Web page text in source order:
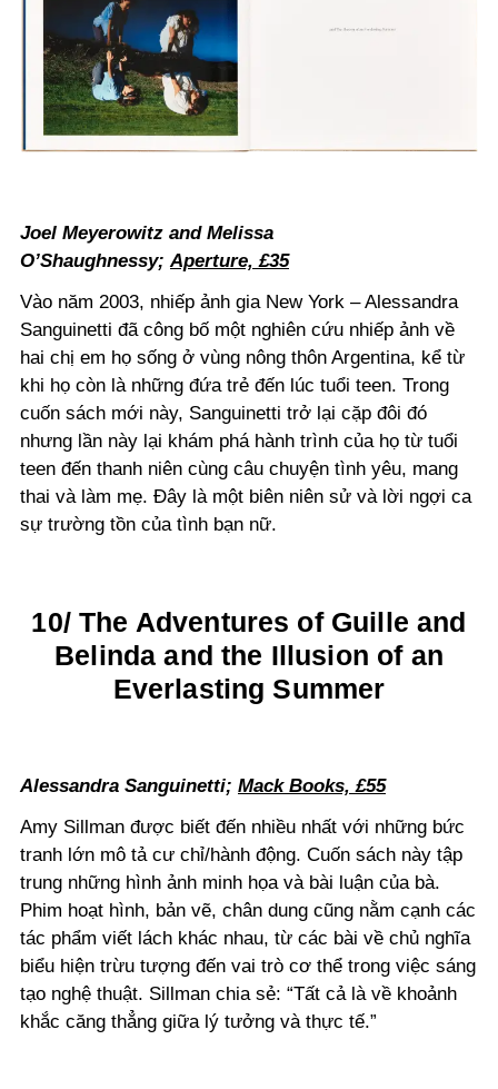
Joel Meyerowitz and Melissa
O’Shaughnessy;Aperture, £35
Vào năm 2003, nhiếp ảnh gia New York – Alessandra
Sanguinetti đã công bố một nghiên cứu nhiếp ảnh về
hai chị em họ sống ở vùng nông thôn Argentina, kể từ
khi họ còn là những đứa trẻ đến lúc tuổi teen. Trong
cuốn sách mới này, Sanguinetti trở lại cặp đôi đó
nhưng lần này lại khám phá hành trình của họ từ tuổi
teen đến thanh niên cùng câu chuyện tình yêu, mang
thai và làm mẹ. Đây là một biên niên sử và lời ngợi ca
sự trường tồn của tình bạn nữ.
10/ The Adventures of Guille and
Belinda and the Illusion of an
Everlasting Summer
Alessandra Sanguinetti; Mack Books, £55
Amy Sillman được biết đến nhiều nhất với những bức
tranh lớn mô tả cư chỉ/hành động. Cuốn sách này tập
trung những hình ảnh minh họa và bài luận của bà.
Phim hoạt hình, bản vẽ, chân dung cũng nằm cạnh các
tác phẩm viết lách khác nhau, từ các bài về chủ nghĩa
biểu hiện trừu tượng đến vai trò cơ thể trong việc sáng
tạo nghệ thuật. Sillman chia sẻ: “Tất cả là về khoảnh
khắc căng thẳng giữa lý tưởng và thực tế.”